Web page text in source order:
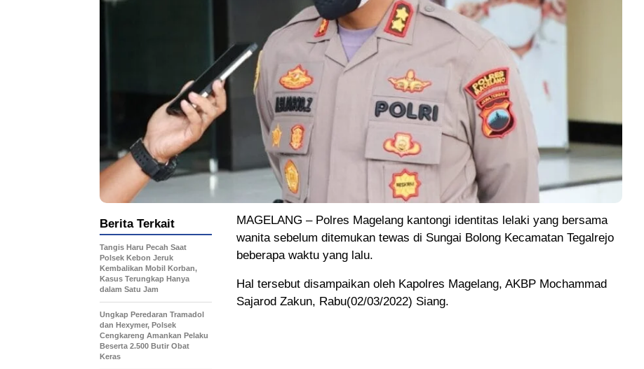
MAGELANG – Polres Magelang kantongi identitas lelaki yang bersama
wanita sebelum ditemukan tewas di Sungai Bolong Kecamatan Tegalrejo
beberapa waktu yang lalu.
Hal tersebut disampaikan oleh Kapolres Magelang, AKBP Mochammad
Sajarod Zakun, Rabu(02/03/2022) Siang.
Berita Terkait
Tangis Haru Pecah Saat
Polsek Kebon Jeruk
Kembalikan Mobil Korban,
Kasus Terungkap Hanya
dalam Satu Jam
Ungkap Peredaran Tramadol
dan Hexymer, Polsek
Cengkareng Amankan Pelaku
Beserta 2.500 Butir Obat
Keras